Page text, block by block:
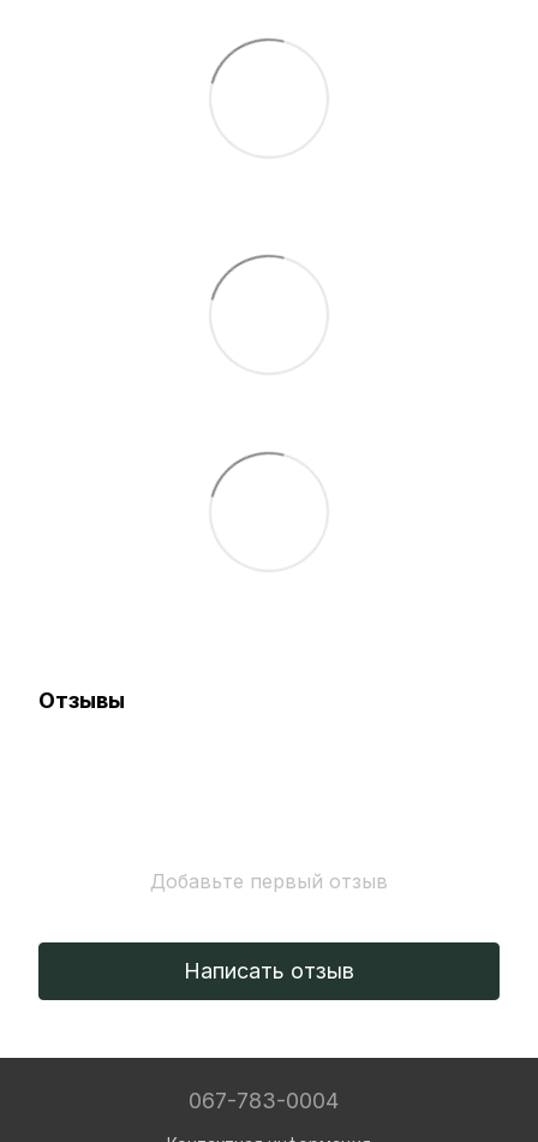
Отзывы
Добавьте первый отзыв
Написать отзыв
067-783-0004